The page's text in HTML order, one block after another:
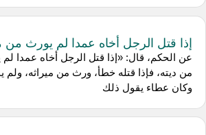
إذا قتل الرجل أخاه عمدا لم يورث من
عن الحكم، قال: «إذا قتل الرجل أخاه عمدا لم
من ديته، فإذا قتله خطأ، ورث من ميراثه،
وكان عطاء يقول ذلك